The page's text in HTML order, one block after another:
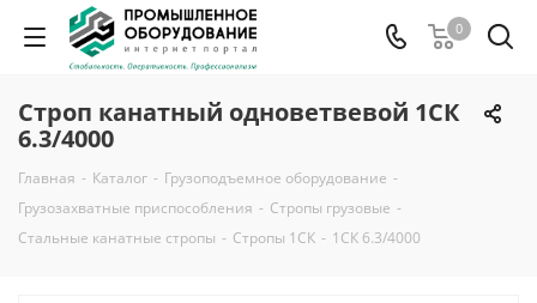
0
Строп канатный одноветвевой 1СК
6.3/4000
Главная - Каталог - Грузоподъемное оборудование -
Грузозахватные приспособления - Стропы грузовые -
Стальные канатные стропы - Стропы 1СК - 1СК 6.3/4000